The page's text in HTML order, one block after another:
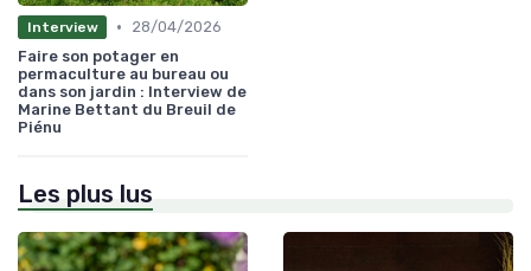
Interview •
28/04/2026
Faire son potager en
permaculture au bureau ou
dans son jardin : Interview de
Marine Bettant du Breuil de
Piénu
Les plus lus